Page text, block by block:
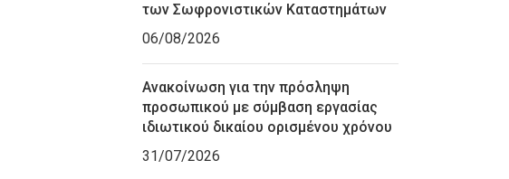
των Σωφρονιστικών Καταστημάτων
06/08/2026
Ανακοίνωση για την πρόσληψη
προσωπικού με σύμβαση εργασίας
ιδιωτικού δικαίου ορισμένου χρόνου
31/07/2026